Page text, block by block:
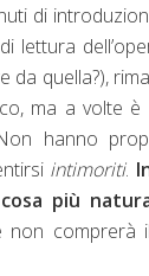
di
lettura
da quella?),
ma a volte è
hanno
intimoriti.
più
non